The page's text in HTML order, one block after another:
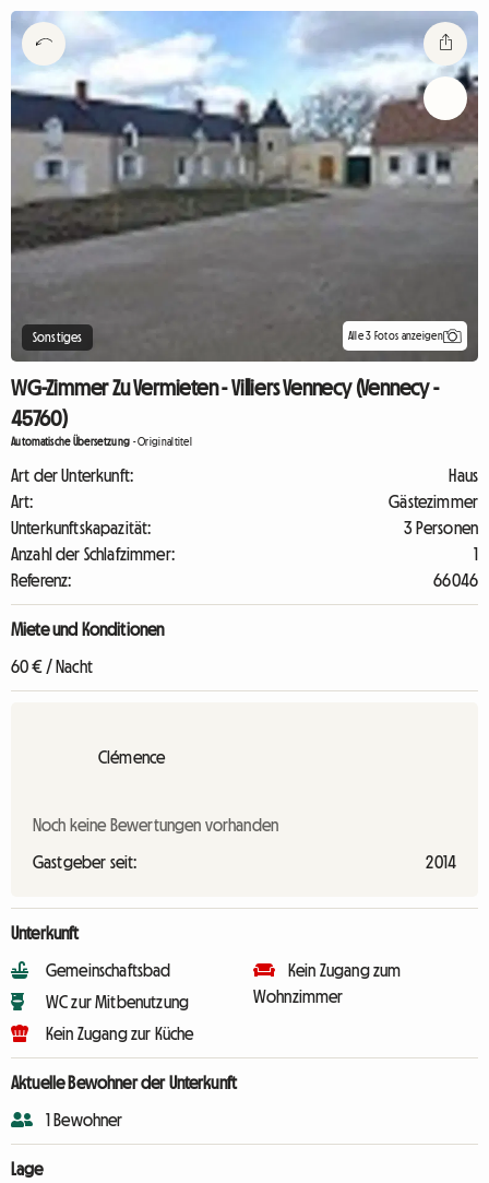
Sonstiges Alle 3 Fotos anzeigen
WG-Zimmer Zu Vermieten - Villiers Vennecy (Vennecy -
45760)
Automatische Übersetzung -Originaltitel
Art der Unterkunft:
Haus
Art:
Gästezimmer
Unterkunftskapazität:
3 Personen
Anzahl der Schlafzimmer:
1
Referenz:
66046
Miete und Konditionen
60 € / Nacht
Clémence
Noch keine Bewertungen vorhanden
Gastgeber seit: 2014
Unterkunft
Gemeinschaftsbad
WC zur Mitbenutzung
Kein Zugang zur Küche
Kein Zugang zum
Wohnzimmer
Aktuelle Bewohner der Unterkunft
1 Bewohner
Lage